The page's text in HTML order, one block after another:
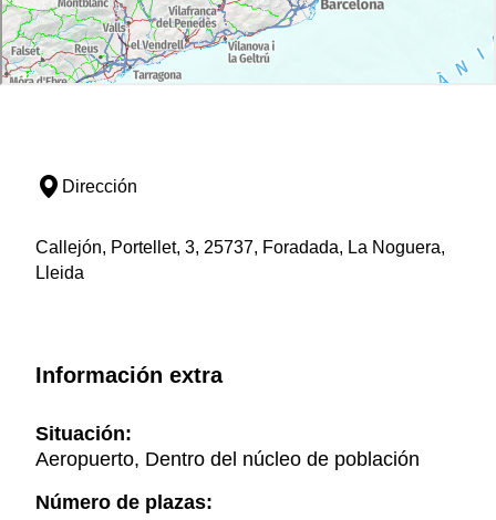
Dirección
Callejón, Portellet, 3, 25737, Foradada, La Noguera,
Lleida
Información extra
Situación:
Aeropuerto, Dentro del núcleo de población
Número de plazas: